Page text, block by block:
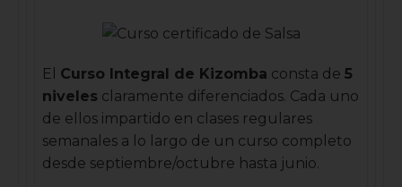
El Curso Integral de Kizomba consta de 5
niveles claramente diferenciados. Cada uno
de ellos impartido en clases regulares
semanales a lo largo de un curso completo
desde septiembre/octubre hasta junio.